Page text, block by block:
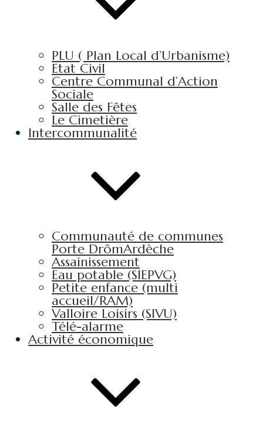
PLU ( Plan Local d’Urbanisme)
Etat Civil
Centre Communal d’Action
Sociale
Salle des Fêtes
Le Cimetière
Intercommunalité
Communauté de communes
Porte DrômArdèche
Assainissement
Eau potable (SIEPVG)
Petite enfance (multi
accueil/RAM)
Valloire Loisirs (SIVU)
Télé-alarme
Activité économique